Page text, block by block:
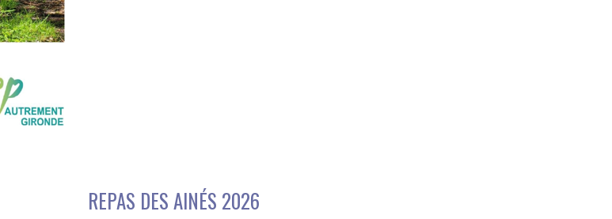
REPAS DES AINÉS 2026